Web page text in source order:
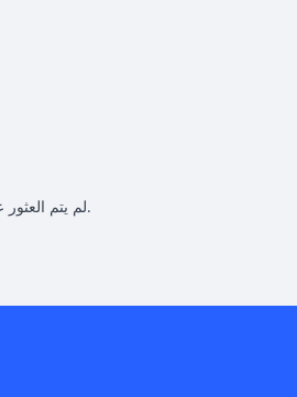
لم يتم العثور على مقالات مطابقة للبحث الذي تم تحديده.